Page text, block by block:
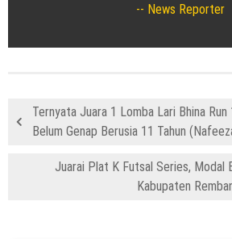
News Reporter
Ternyata Juara 1 Lomba Lari Bhina
Belum Genap Berusia 11 Tahun
Juarai Plat K Futsal Series, Modal
Kabupaten